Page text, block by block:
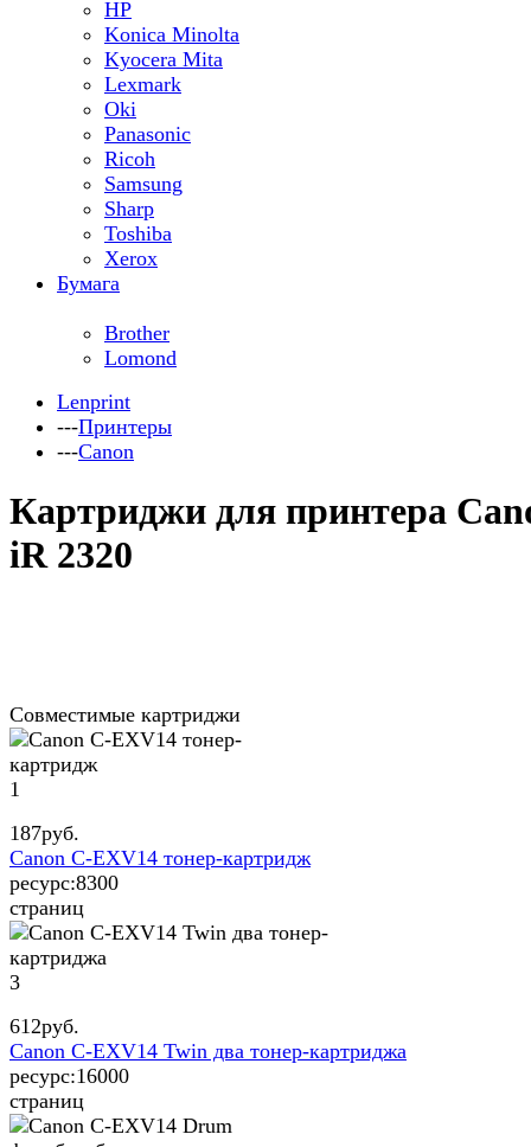
HP
Konica Minolta
Kyocera Mita
Lexmark
Oki
Panasonic
Ricoh
Samsung
Sharp
Toshiba
Xerox
Бумага
Brother
Lomond
Lenprint
---Принтеры
---Canon
Картриджи для принтера
iR 2320
Совместимые картриджи
1
187руб.
Canon C-EXV14 тонер-картридж
ресурс:8300
страниц
3
612руб.
Canon C-EXV14 Twin два тонер-картриджа
ресурс:16000
страниц